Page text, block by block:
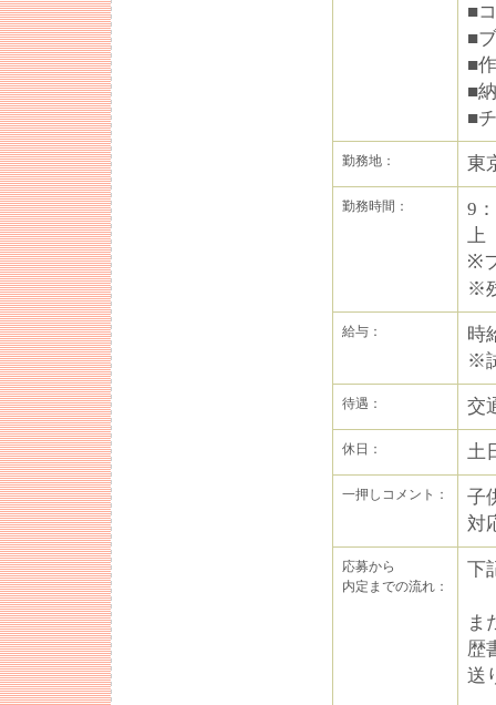
■
■
■
■
■
勤務地： 東
勤務時間：
9
上
※
※
給与：
時
※
待遇： 交
休日： 土
一押しコメント：
子
対
応募から
内定までの流れ：
下
ま
歴
送